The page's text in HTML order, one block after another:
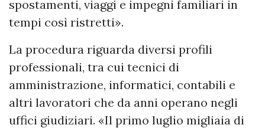
spostamenti, viaggi e impegni familiari in
tempi così ristretti».
La procedura riguarda diversi profili
professionali, tra cui tecnici di
amministrazione, informatici, contabili e
altri lavoratori che da anni operano negli
uffici giudiziari. «Il primo luglio migliaia di